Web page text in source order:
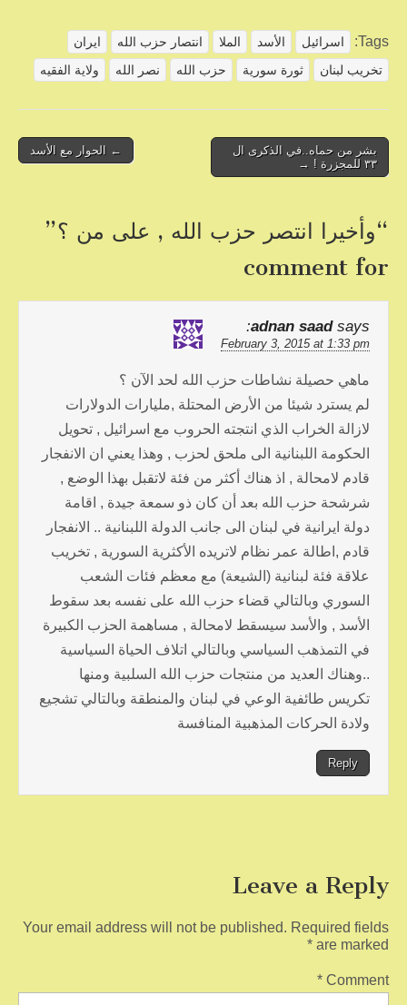
c
e
o
k
tt
er
ail
ar
e
Tags: اسرائيل الأسد الملا انتصار حزب الله
ايران
تخريب لبنان
ثورة سورية حزب الله نصر الله ولاية الفقيه
Post
navigation
← الحوار مع الأسد
بشر من حماه..في الذكرى ال
٣٣ للمجزرة ! →
“وأخيرا انتصر حزب الله , على من ؟”
comment for
adnan saad says:
February 3, 2015 at 1:33 pm
ماهي حصيلة نشاطات حزب الله لحد الآن ؟
لم يسترد شيئا من الأرض المحتلة ,مليارات الدولارات
لازالة الخراب الذي انتجته الحروب مع اسرائيل , تحويل
الحكومة اللبنانية الى ملحق لحزب , وهذا يعني ان الانفجار
قادم لامحالة , اذ هناك أكثر من فئة لاتقبل بهذا الوضع ,
شرشحة حزب الله بعد أن كان ذو سمعة جيدة , اقامة
دولة ايرانية في لبنان الى جانب الدولة اللبنانية .. الانفجار
قادم ,اطالة عمر نظام لاتريده الأكثرية السورية , تخريب
علاقة فئة لبنانية (الشيعة) مع معظم فئات الشعب
السوري وبالتالي قضاء حزب الله على نفسه بعد سقوط
الأسد , والأسد سيسقط لامحالة , مساهمة الحزب الكبيرة
في التمذهب السياسي وبالتالي اتلاف الحياة السياسية
..وهناك العديد من منتجات حزب الله السلبية ومنها
تكريس طائفية الوعي في لبنان والمنطقة وبالتالي تشجيع
ولادة الحركات المذهبية المنافسة
Reply
Leave a Reply
Your email address will not be published. Required fields
are marked
*
Comment
*